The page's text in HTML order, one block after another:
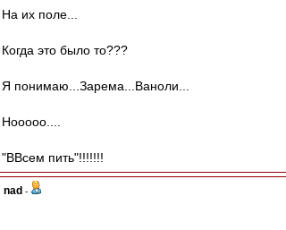
На их поле...
Когда это было то???
Я понимаю...Зарема...Ваноли...
Нооооо....
"ВВсем пить"!!!!!!!
nad -